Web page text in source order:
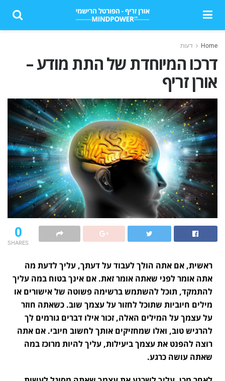
Home דעות
דרכו המיוחדת של התת מודע –
אורן זריף
0
SHARES
ראשית, אם אתה הולך לעבוד על דעתך, עליך לדעת מה
אתה אומר לפני שאתה אומר זאת. אם אינך בטוח במה עליך
להתמקד, תוכל להשתמש ברשימה פשוטה של ​​אישורים או
מילים חיוביות שתוכל לחזור על עצמך שוב. כשאתה חוזר
על עצמך על המילים האלה, זכור אילו דברים גורמים לך
להרגיש טוב, ואלו שמחזיקים אותך לחשוב חיובי. אם אתה
רוצה להפנט את עצמך ביעילות, עליך להיות מרוכז במה
שאתה עושה כרגע.